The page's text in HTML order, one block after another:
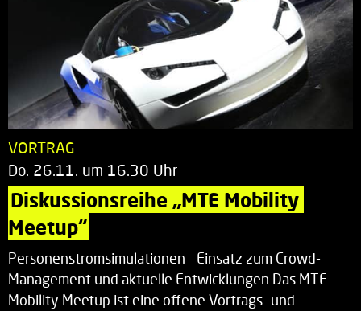
VORTRAG
Do. 26.11. um 16.30 Uhr
Diskussionsreihe „MTE Mobility
Meetup“
Personenstromsimulationen – Einsatz zum Crowd-
Management und aktuelle Entwicklungen Das MTE
Mobility Meetup ist eine offene Vortrags- und